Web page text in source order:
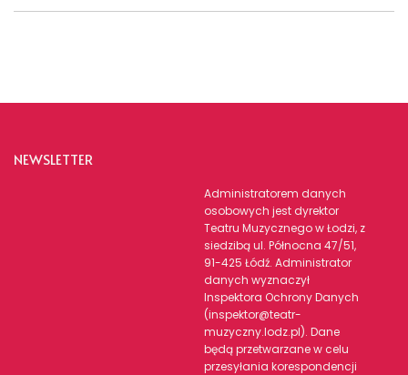
NEWSLETTER
Administratorem danych
osobowych jest dyrektor
Teatru Muzycznego w Łodzi, z
siedzibą ul. Północna 47/51,
91-425 Łódź. Administrator
danych wyznaczył
Inspektora Ochrony Danych
(inspektor@teatr-
muzyczny.lodz.pl). Dane
będą przetwarzane w celu
przesyłania korespondencji